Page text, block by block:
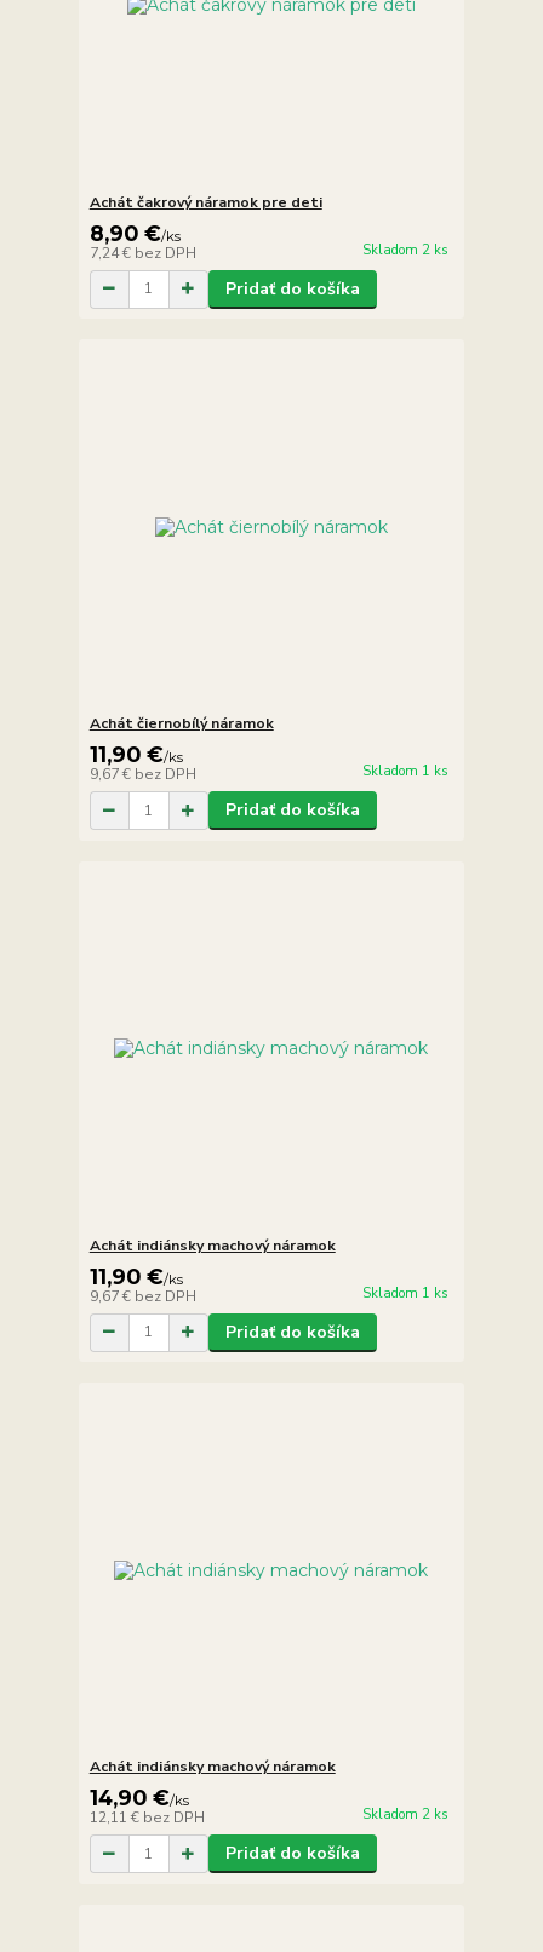
Achát čakrový náramok pre deti
8,90 €/ks
7,24 € bez DPH Skladom 2 ks
Pridať do košíka
Achát čiernobílý náramok
11,90 €/ks
9,67 € bez DPH Skladom 1 ks
Pridať do košíka
Achát indiánsky machový náramok
11,90 €/ks
9,67 € bez DPH Skladom 1 ks
Pridať do košíka
Achát indiánsky machový náramok
14,90 €/ks
12,11 € bez DPH Skladom 2 ks
Pridať do košíka